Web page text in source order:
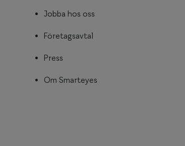
Jobba hos oss
Företagsavtal
Press
Om Smarteyes